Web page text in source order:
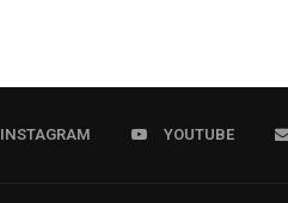
INSTAGRAM YOUTUBE